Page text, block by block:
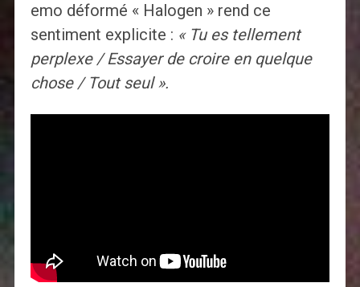
emo déformé « Halogen » rend ce
sentiment explicite : « Tu es tellement
perplexe / Essayer de croire en quelque
chose / Tout seul ».